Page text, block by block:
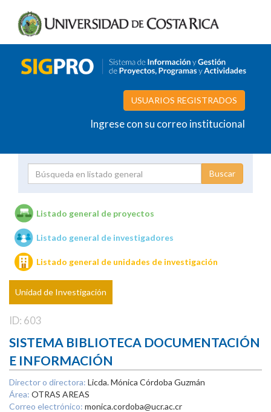
USUARIOS REGISTRADOS
Ingrese con su correo institucional
Unidades de investigación
Listado general de proyectos
Listado general de investigadores
Listado general de unidades de investigación
Unidad de Investigación
ID: 603
SISTEMA BIBLIOTECA DOCUMENTACIÓN
E INFORMACIÓN
Director o directora: Licda. Mónica Córdoba Guzmán
Área: OTRAS AREAS
Correo electrónico: monica.cordoba@ucr.ac.cr